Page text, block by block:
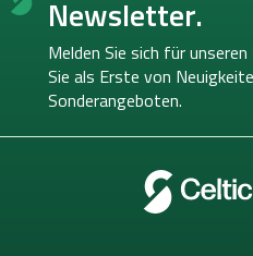
Newsletter.
Melden Sie sich für
Sie als Erste von
Sonderangeboten.